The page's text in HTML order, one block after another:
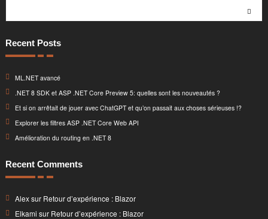
Recent Posts
ML.NET avancé
.NET 8 SDK et ASP .NET Core Preview 5: quelles sont les nouveautés ?
Et si on arrêtait de jouer avec ChatGPT et qu’on passait aux choses sérieuses !?
Explorer les filtres ASP .NET Core Web API
Amélioration du routing en .NET 8
Recent Comments
Alexsur Retour d’expérience : Blazor
Elkami sur Retour d’expérience : Blazor